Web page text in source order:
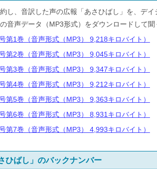
し、音訳した声の広報「あさひばし」を、デイ
音声データ（MP3形式）をダウンロードして聞
第1巻（音声形式（MP3） 9,218キロバイト）
第2巻（音声形式（MP3） 9,045キロバイト）
第3巻（音声形式（MP3） 9,347キロバイト）
第4巻（音声形式（MP3） 9,212キロバイト）
第5巻（音声形式（MP3） 9,363キロバイト）
第6巻（音声形式（MP3） 8,931キロバイト）
第7巻（音声形式（MP3） 4,993キロバイト）
ひばし」のバックナンバー